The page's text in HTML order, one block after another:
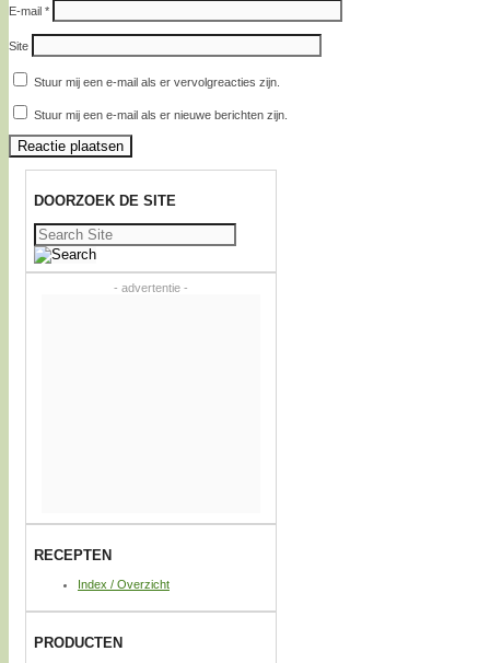
E-mail *
Site
Stuur mij een e-mail als er vervolgreacties zijn.
Stuur mij een e-mail als er nieuwe berichten zijn.
DOORZOEK DE SITE
Zoeken
naar:
- advertentie -
RECEPTEN
Index / Overzicht
PRODUCTEN